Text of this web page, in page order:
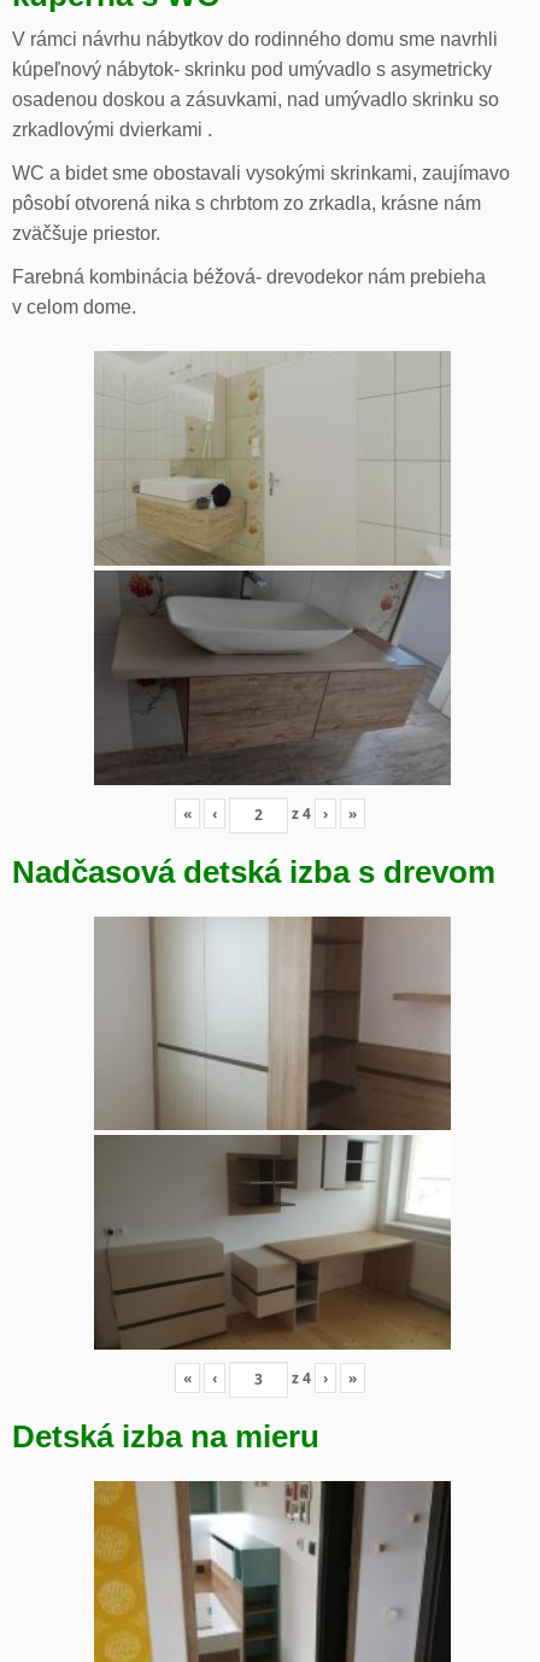
V rámci návrhu nábytkov do rodinného domu sme navrhli
kúpeľnový nábytok- skrinku pod umývadlo s asymetricky
osadenou doskou a zásuvkami, nad umývadlo skrinku so
zrkadlovými dvierkami .
WC a bidet sme obostavali vysokými skrinkami, zaujímavo
pôsobí otvorená nika s chrbtom zo zrkadla, krásne nám
zväčšuje priestor.
Farebná kombinácia béžová- drevodekor nám prebieha
v celom dome.
« ‹ z4 › »
Nadčasová detská izba s drevom
« ‹ z4 › »
Detská izba na mieru